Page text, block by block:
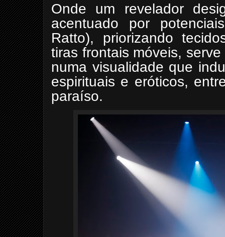
Onde um revelador
acentuado por
Ratto), priorizando
tiras frontais móveis,
numa visualidade que
espirituais e eróticos,
paraíso.